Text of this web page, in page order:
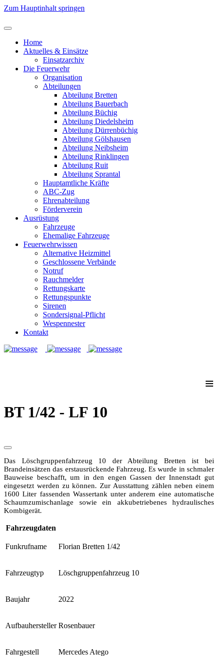
Zum Hauptinhalt springen
Home
Aktuelles & Einsätze
Einsatzarchiv
Die Feuerwehr
Organisation
Abteilungen
Abteilung Bretten
Abteilung Bauerbach
Abteilung Büchig
Abteilung Diedelsheim
Abteilung Dürrenbüchig
Abteilung Gölshausen
Abteilung Neibsheim
Abteilung Rinklingen
Abteilung Ruit
Abteilung Sprantal
Hauptamtliche Kräfte
ABC-Zug
Ehrenabteilung
Förderverein
Ausrüstung
Fahrzeuge
Ehemalige Fahrzeuge
Feuerwehrwissen
Alternative Heizmittel
Geschlossene Verbände
Notruf
Rauchmelder
Rettungskarte
Rettungspunkte
Sirenen
Sondersignal-Pflicht
Wespennester
Kontakt
≡
BT 1/42 - LF 10
Das Löschgruppenfahrzeug 10 der Abteilung Bretten ist bei
Brandeinsätzen das erstausrückende Fahrzeug. Es wurde in schmaler
Bauweise beschafft, um in den engen Gassen der Innenstadt gut
eingesetzt werden zu können. Zur Ausstattung zählen neben einem
1600 Liter fassenden Wassertank unter anderem eine automatische
Schaum­zumischanlage sowie ein akku­betriebenes hydraulisches
Kombigerät.
Fahrzeugdaten
Funkrufname Florian Bretten 1/42
Fahrzeugtyp Löschgruppenfahrzeug 10
Baujahr 2022
Aufbauhersteller Rosenbauer
Fahrgestell Mercedes Atego